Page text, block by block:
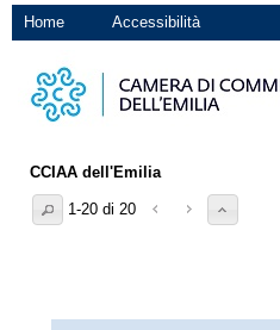
Home Accessibilità
CCIAA dell'Emilia
1-20 di 20